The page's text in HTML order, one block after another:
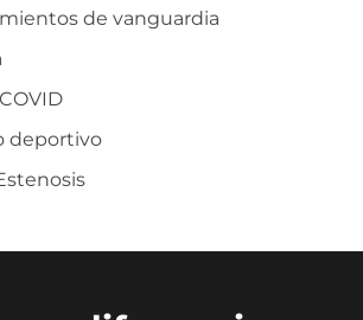
de vanguardia
deportivo